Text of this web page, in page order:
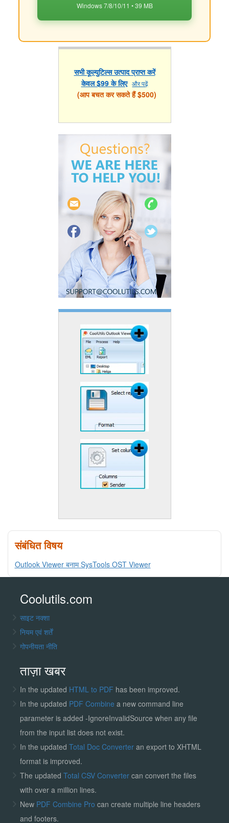
Windows 7/8/10/11 • 39 MB
सभी कूल्युटिल्स उत्पाद प्राप्त करें
केवल $99 के लिए और पढ़ें
(आप बचत कर सकते हैं $500)
संबंधित विषय
Outlook Viewer बनाम SysTools OST Viewer
Coolutils.com
साइट नक्शा
नियम एवं शर्तें
गोपनीयता नीति
ताज़ा खबर
In the updated HTML to PDF has been improved.
In the updated PDF Combine a new command line
parameter is added -IgnoreInvalidSource when any file
from the input list does not exist.
In the updated Total Doc Converter an export to XHTML
format is improved.
The updated Total CSV Convertercan convert the files
with over a million lines.
New PDF Combine Pro can create multiple line headers
and footers.